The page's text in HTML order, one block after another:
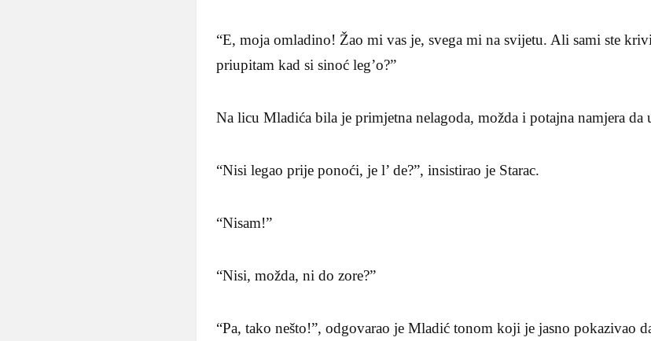
“E, moja omladino! Žao mi vas je, svega mi na svijetu. Ali sami ste
priupitam kad si sinoć leg’o?”
Na licu Mladića bila je primjetna nelagoda, možda i potajna namjera da
“Nisi legao prije ponoći, je l’ de?”, insistirao je Starac.
“Nisam!”
“Nisi, možda, ni do zore?”
“Pa, tako nešto!”, odgovarao je Mladić tonom koji je jasno pokazivao